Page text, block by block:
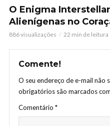
O Enigma
Alienígenas no
886 visualizações 22 min de leitura
Comente!
O seu endereço de e-mail não
obrigatórios são marcados
Comentário *